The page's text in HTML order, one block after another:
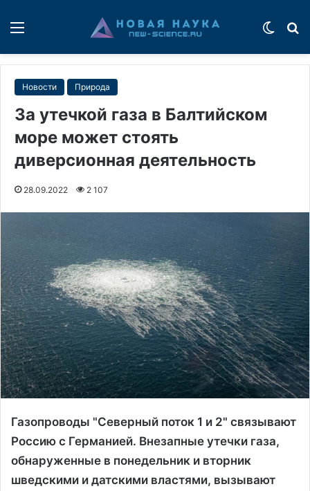
Новости Природа
За утечкой газа в Балтийском
море может стоять
диверсионная деятельность
28.09.2022 2 107
Газопроводы "Северный поток 1 и 2" связывают
Россию с Германией. Внезапные утечки газа,
обнаруженные в понедельник и вторник
шведскими и датскими властями, вызывают